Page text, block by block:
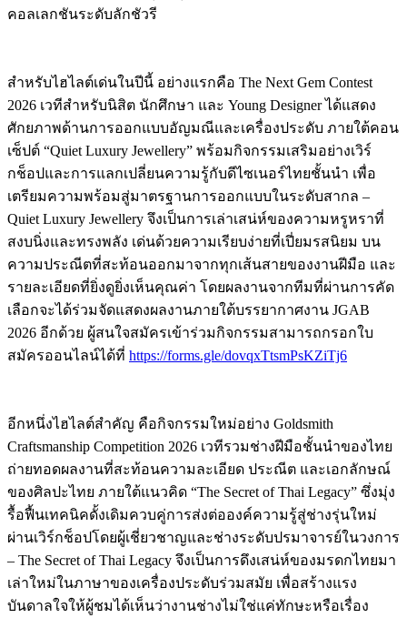
คอลเลกชันระดับลักชัวรี
สำหรับไฮไลต์เด่นในปีนี้ อย่างแรกคือ The Next Gem Contest
2026 เวทีสำหรับนิสิต นักศึกษา และ Young Designer ได้แสดง
ศักยภาพด้านการออกแบบอัญมณีและเครื่องประดับ ภายใต้คอน
เซ็ปต์ “Quiet Luxury Jewellery” พร้อมกิจกรรมเสริมอย่างเวิร์
กช็อปและการแลกเปลี่ยนความรู้กับดีไซเนอร์ไทยชั้นนำ เพื่อ
เตรียมความพร้อมสู่มาตรฐานการออกแบบในระดับสากล –
Quiet Luxury Jewellery จึงเป็นการเล่าเสน่ห์ของความหรูหราที่
สงบนิ่งและทรงพลัง เด่นด้วยความเรียบง่ายที่เปี่ยมรสนิยม บน
ความประณีตที่สะท้อนออกมาจากทุกเส้นสายของงานฝีมือ และ
รายละเอียดที่ยิ่งดูยิ่งเห็นคุณค่า โดยผลงานจากทีมที่ผ่านการคัด
เลือกจะได้ร่วมจัดแสดงผลงานภายใต้บรรยากาศงาน JGAB
2026 อีกด้วย ผู้สนใจสมัครเข้าร่วมกิจกรรมสามารถกรอกใบ
สมัครออนไลน์ได้ที่ https://forms.gle/dovqxTtsmPsKZiTj6
อีกหนึ่งไฮไลต์สำคัญ คือกิจกรรมใหม่อย่าง Goldsmith
Craftsmanship Competition 2026 เวทีรวมช่างฝีมือชั้นนำของไทย
ถ่ายทอดผลงานที่สะท้อนความละเอียด ประณีต และเอกลักษณ์
ของศิลปะไทย ภายใต้แนวคิด “The Secret of Thai Legacy” ซึ่งมุ่ง
รื้อฟื้นเทคนิคดั้งเดิมควบคู่การส่งต่อองค์ความรู้สู่ช่างรุ่นใหม่
ผ่านเวิร์กช็อปโดยผู้เชี่ยวชาญและช่างระดับปรมาจารย์ในวงการ
– The Secret of Thai Legacy จึงเป็นการดึงเสน่ห์ของมรดกไทยมา
เล่าใหม่ในภาษาของเครื่องประดับร่วมสมัย เพื่อสร้างแรง
บันดาลใจให้ผู้ชมได้เห็นว่างานช่างไม่ใช่แค่ทักษะหรือเรื่อง